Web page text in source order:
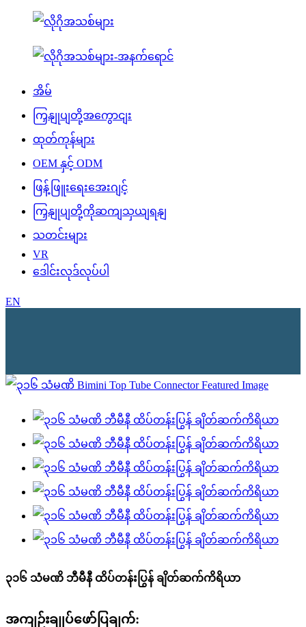
အိမ်
ကြှနျုပျတို့အကွောငျး
ထုတ်ကုန်များ
OEM နှင့် ODM
ဖြန့်ဖြူးရေးအေးဂျင့်
ကြှနျုပျတို့ကိုဆကျသှယျရနျ
သတင်းများ
VR
ဒေါင်းလုဒ်လုပ်ပါ
EN
၃၁၆ သံမဏိ ဘီမီနီ ထိပ်တန်းပြွန် ချိတ်ဆက်ကိရိယာ
အကျဉ်းချုပ်ဖော်ပြချက်: